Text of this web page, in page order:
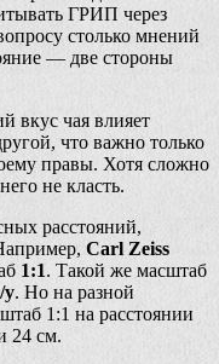
ГРИП через
столько мнений
— две стороны
вкус чая влияет
что важно только
правы. Хотя сложно
не класть.
расстояний,
Carl Zeiss
1:1. Такой же масштаб
y. Но на разной
1:1 на расстоянии
24 см.